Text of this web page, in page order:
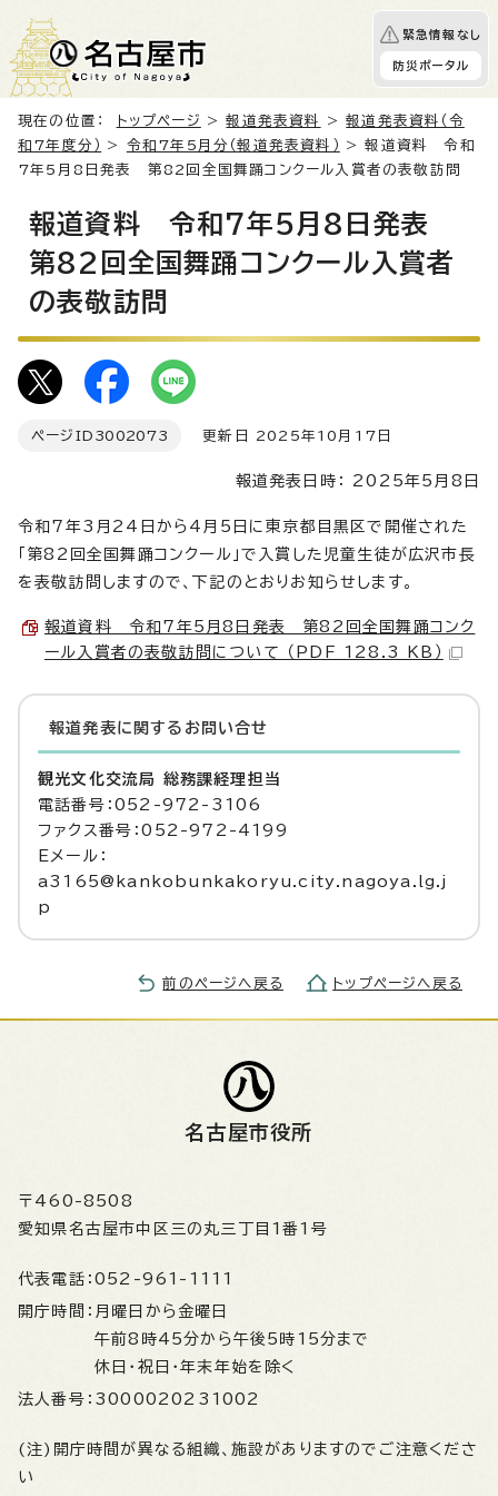
緊急情報なし
防災ポータル
現在の位置： トップページ >報道発表資料 >報道発表資料（令
和7年度分）
> 令和7年5月分（報道発表資料）
> 報道資料 令和
7年5月8日発表 第82回全国舞踊コンクール入賞者の表敬訪問
報道資料 令和7年5月8日発表
第82回全国舞踊コンクール入賞者
の表敬訪問
ページID 3002073 更新日 2025年10月17日
報道発表日時： 2025年5月8日
令和7年3月24日から4月5日に東京都目黒区で開催された
「第82回全国舞踊コンクール」で入賞した児童生徒が広沢市長
を表敬訪問しますので、下記のとおりお知らせします。
報道資料 令和7年5月8日発表 第82回全国舞踊コンク
ール入賞者の表敬訪問について （PDF 128.3 KB）
報道発表に関するお問い合せ
観光文化交流局 総務課経理担当
電話番号：052-972-3106
ファクス番号：052-972-4199
Eメール：
a3165@kankobunkakoryu.city.nagoya.lg.j
p
前のページへ戻る トップページへ戻る
名古屋市役所
〒460-8508
愛知県名古屋市中区三の丸三丁目1番1号
代表電話： 052-961-1111
開庁時間： 月曜日から金曜日
午前8時45分から午後5時15分まで
休日・祝日・年末年始を除く
法人番号： 3000020231002
(注)開庁時間が異なる組織、施設がありますのでご注意くださ
い